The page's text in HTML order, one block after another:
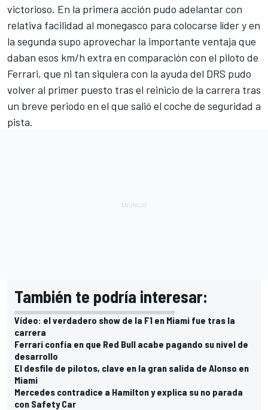
victorioso. En la primera acción pudo adelantar con
relativa facilidad al monegasco para colocarse líder y en
la segunda supo aprovechar la importante ventaja que
daban esos km/h extra en comparación con el piloto de
Ferrari, que ni tan siquiera con la ayuda del DRS pudo
volver al primer puesto tras el reinicio de la carrera tras
un breve periodo en el que salió el coche de seguridad a
pista.
También te podría interesar:
Vídeo: el verdadero show de la F1 en Miami fue tras la
carrera
Ferrari confía en que Red Bull acabe pagando su nivel de
desarrollo
El desfile de pilotos, clave en la gran salida de Alonso en
Miami
Mercedes contradice a Hamilton y explica su no parada
con Safety Car